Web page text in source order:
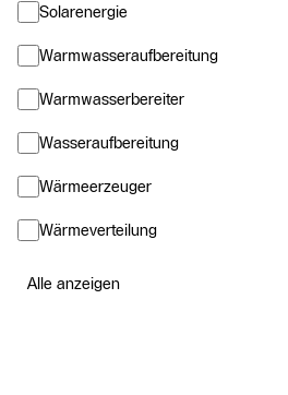
Solarenergie
Warmwasseraufbereitung
Warmwasserbereiter
Wasseraufbereitung
Wärmeerzeuger
Wärmeverteilung
Alle anzeigen